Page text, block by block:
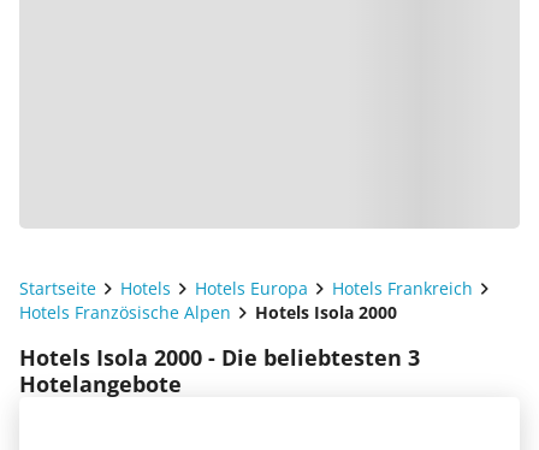
Startseite Hotels Hotels Europa
Hotels Frankreich
Hotels Französische Alpen
Hotels Isola 2000
Hotels Isola 2000 - Die beliebtesten 3
Hotelangebote